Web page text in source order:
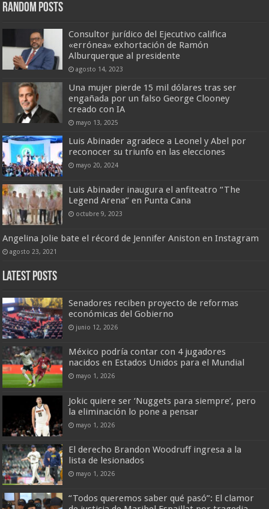
Random Posts
Consultor jurídico del Ejecutivo califica
«errónea» exhortación de Ramón
Alburquerque al presidente
agosto 14, 2023
Una mujer pierde 15 mil dólares tras ser
engañada por un falso George Clooney
creado con IA
mayo 13, 2025
Luis Abinader agradece a Leonel y Abel por
reconocer su triunfo en las elecciones
mayo 20, 2024
Luis Abinader inaugura el anfiteatro “The
Legend Arena” en Punta Cana
octubre 9, 2023
Angelina Jolie bate el récord de Jennifer Aniston en Instagram
agosto 23, 2021
Latest Posts
Senadores reciben proyecto de reformas
económicas del Gobierno
junio 12, 2026
México podría contar con 4 jugadores
nacidos en Estados Unidos para el Mundial
mayo 1, 2026
Jokic quiere ser ‘Nuggets para siempre’, pero
la eliminación lo pone a pensar
mayo 1, 2026
El derecho Brandon Woodruff ingresa a la
lista de lesionados
mayo 1, 2026
“Todos queremos saber qué pasó”: El clamor